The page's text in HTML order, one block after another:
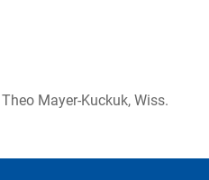
Mayer-Kuckuk, Wiss.